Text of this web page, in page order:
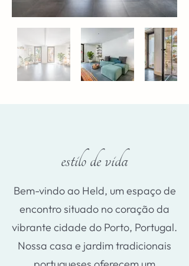
estilo de vida
Bem-vindo ao Held, um espaço de
encontro situado no coração da
vibrante cidade do Porto, Portugal.
Nossa casa e jardim tradicionais